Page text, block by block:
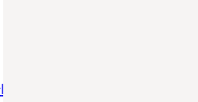
Bowls & Schüsseln